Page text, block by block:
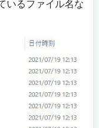
いるファイル名な